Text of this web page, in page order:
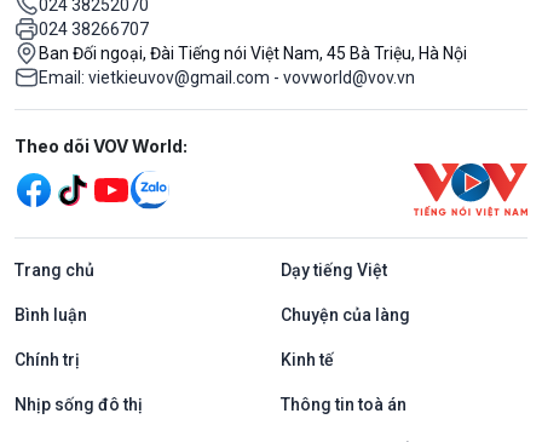
024 38252070
024 38266707
Ban Đối ngoại, Đài Tiếng nói Việt Nam, 45 Bà Triệu, Hà Nội
Email: vietkieuvov@gmail.com - vovworld@vov.vn
Mạng xã hội
Theo dõi VOV World:
Trang chủ Dạy tiếng Việt
Bình luận Chuyện của làng
Chính trị Kinh tế
Nhịp sống đô thị Thông tin toà án